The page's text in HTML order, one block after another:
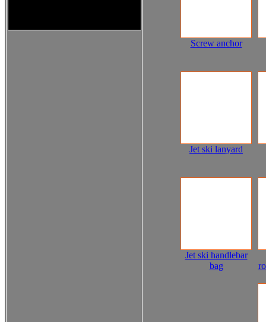
Screw anchor
Jet ski lanyard
Jet ski handlebar
bag